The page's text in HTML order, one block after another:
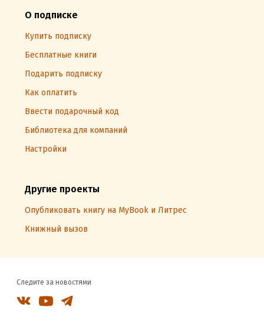
О подписке
Купить подписку
Бесплатные книги
Подарить подписку
Как оплатить
Ввести подарочный код
Библиотека для компаний
Настройки
Другие проекты
Опубликовать книгу на MyBook и Литрес
Книжный вызов
Следите за новостями